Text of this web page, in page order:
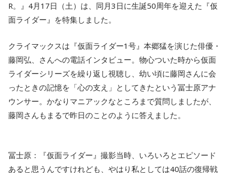
R。』4月17日（土）は、同月3日に生誕50周年を迎えた『仮
面ライダー』を特集しました。
クライマックスは『仮面ライダー1号』本郷猛を演じた俳優・
藤岡弘、さんへの電話インタビュー。物心ついた時から仮面
ライダーシリーズを繰り返し視聴し、幼い頃に藤岡さんに会
ったときの記憶を「心の支え」としてきたという冨士原アナ
ウンサー。かなりマニアックなところまで質問しましたが、
藤岡さんもまるで昨日のことのように答えました。
冨士原：『仮⾯ライダー』撮影当時、いろいろとエピソード
あると思うんですけれども、やはり私としては40話の復帰戦